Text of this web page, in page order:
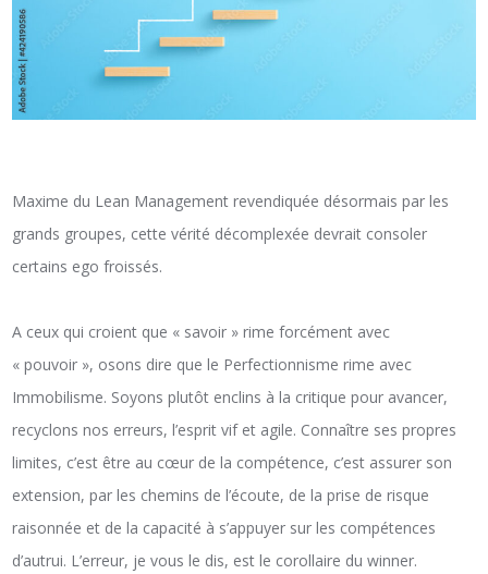
Maxime du Lean Management revendiquée désormais par les
grands groupes, cette vérité décomplexée devrait consoler
certains ego froissés.
A ceux qui croient que « savoir » rime forcément avec
« pouvoir », osons dire que le Perfectionnisme rime avec
Immobilisme. Soyons plutôt enclins à la critique pour avancer,
recyclons nos erreurs, l’esprit vif et agile. Connaître ses propres
limites, c’est être au cœur de la compétence, c’est assurer son
extension, par les chemins de l’écoute, de la prise de risque
raisonnée et de la capacité à s’appuyer sur les compétences
d’autrui. L’erreur, je vous le dis, est le corollaire du winner.